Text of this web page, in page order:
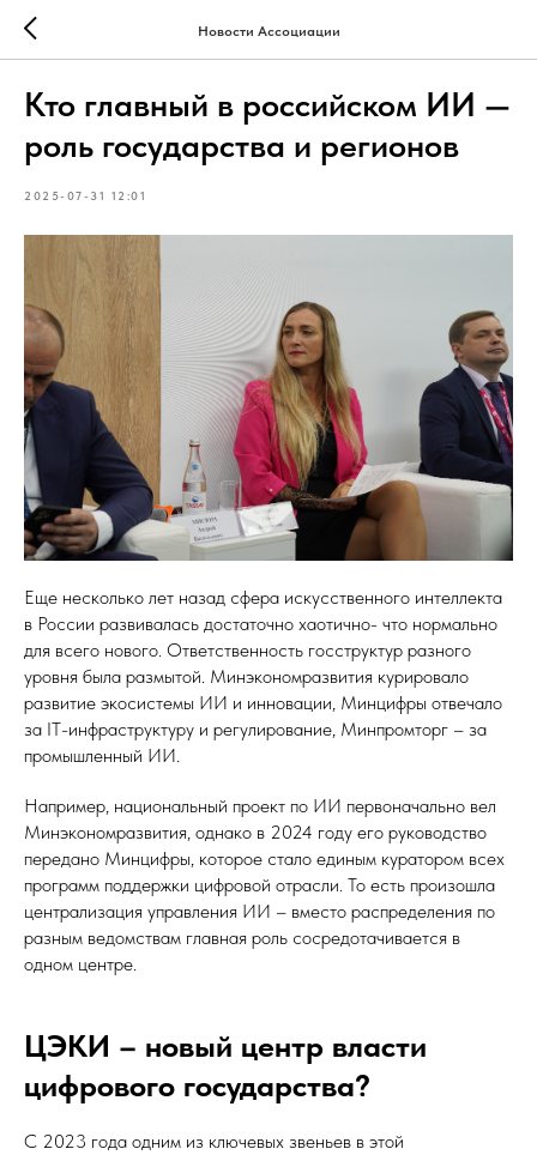
Новости Ассоциации
Кто главный в российском ИИ —
роль государства и регионов
2025-07-31 12:01
Еще несколько лет назад сфера искусственного интеллекта
в России развивалась достаточно хаотично- что нормально
для всего нового. Ответственность госструктур разного
уровня была размытой. Минэкономразвития курировало
развитие экосистемы ИИ и инновации, Минцифры отвечало
за IT-инфраструктуру и регулирование, Минпромторг – за
промышленный ИИ.
Например, национальный проект по ИИ первоначально вел
Минэкономразвития, однако в 2024 году его руководство
передано Минцифры, которое стало единым куратором всех
программ поддержки цифровой отрасли. То есть произошла
централизация управления ИИ – вместо распределения по
разным ведомствам главная роль сосредотачивается в
одном центре.
ЦЭКИ – новый центр власти
цифрового государства?
С 2023 года одним из ключевых звеньев в этой